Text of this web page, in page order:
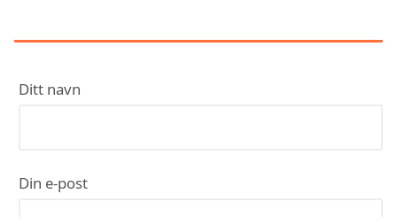
Ditt navn
Din e-post